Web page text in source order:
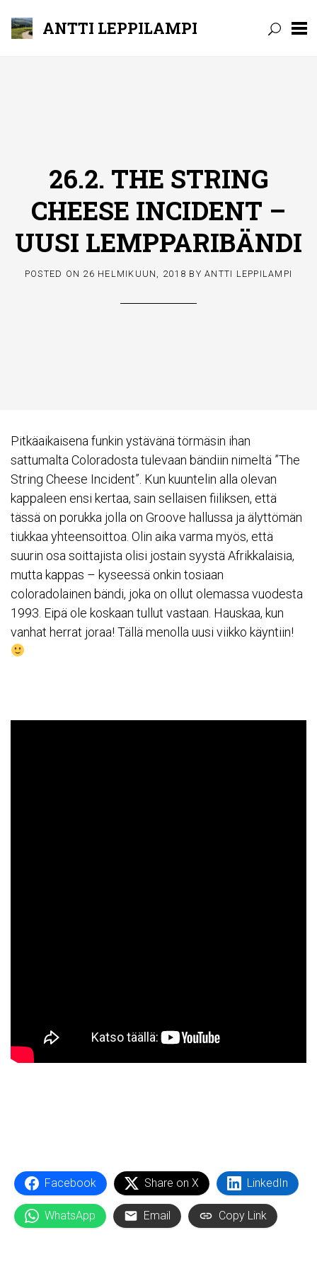
ANTTI LEPPILAMPI
26.2. THE STRING
CHEESE INCIDENT –
UUSI LEMPPARIBÄNDI
POSTED ON 26 HELMIKUUN, 2018 BYANTTI LEPPILAMPI
Pitkäaikaisena funkin ystävänä törmäsin ihan
sattumalta Coloradosta tulevaan bändiin nimeltä ”The
String Cheese Incident”. Kun kuuntelin alla olevan
kappaleen ensi kertaa, sain sellaisen fiiliksen, että
tässä on porukka jolla on Groove hallussa ja älyttömän
tiukkaa yhteensoittoa. Olin aika varma myös, että
suurin osa soittajista olisi jostain syystä Afrikkalaisia,
mutta kappas – kyseessä onkin tosiaan
coloradolainen bändi, joka on ollut olemassa vuodesta
1993. Eipä ole koskaan tullut vastaan. Hauskaa, kun
vanhat herrat joraa! Tällä menolla uusi viikko käyntiin!
Facebook Share on X LinkedIn
WhatsApp Email Copy Link